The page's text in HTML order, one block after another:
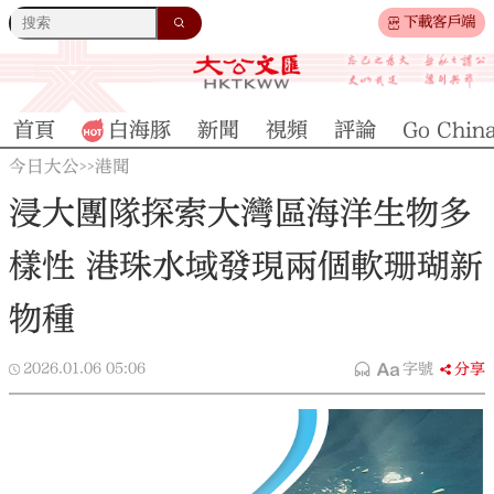
下載客戶端
首頁 白海豚 新聞 視頻 評論 Go
今日大公>>港聞
浸大團隊探索大灣區海洋生物多
樣性 港珠水域發現兩個軟珊瑚新
物種
2026.01.06 05:06 字號 分享